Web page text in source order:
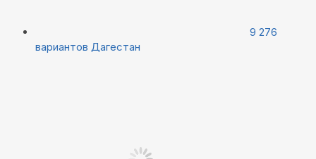
9 276
вариантов Дагестан